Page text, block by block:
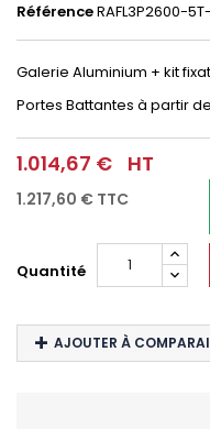
RéférenceRAFL3P2600-
Galerie Aluminium + kit
Portes Battantes à partir
1.014,67 € HT
1.217,60 € TTC
Quantité
AJOUTER À